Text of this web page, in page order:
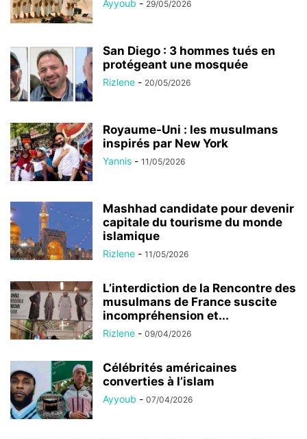
Ayyoub - 29/05/2026
San Diego : 3 hommes tués en
protégeant une mosquée
Rizlene - 20/05/2026
Royaume-Uni : les musulmans
inspirés par New York
Yannis - 11/05/2026
Mashhad candidate pour devenir
capitale du tourisme du monde
islamique
Rizlene - 11/05/2026
L’interdiction de la Rencontre des
musulmans de France suscite
incompréhension et...
Rizlene - 09/04/2026
Célébrités américaines
converties à l’islam
Ayyoub - 07/04/2026